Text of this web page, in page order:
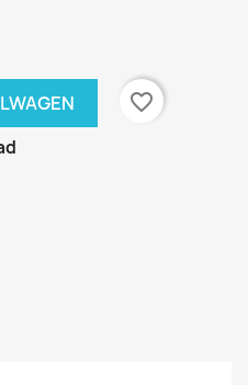
favorite_border